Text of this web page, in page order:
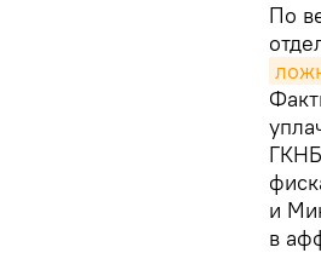
По
и
в